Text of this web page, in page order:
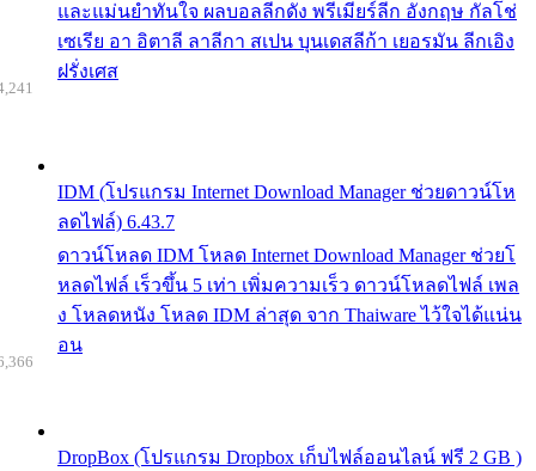
และแม่นยำทันใจ ผลบอลลีกดัง พรีเมียร์ลีก อังกฤษ กัลโช่
เซเรีย อา อิตาลี ลาลีกา สเปน บุนเดสลีก้า เยอรมัน ลีกเอิง
ฝรั่งเศส
IDM (โปรแกรม Internet Download Manager ช่วยดาวน์โห
ลดไฟล์) 6.43.7
ดาวน์โหลด IDM โหลด Internet Download Manager ช่วยโ
หลดไฟล์ เร็วขึ้น 5 เท่า เพิ่มความเร็ว ดาวน์โหลดไฟล์ เพล
ง โหลดหนัง โหลด IDM ล่าสุด จาก Thaiware ไว้ใจได้แน่น
อน
DropBox (โปรแกรม Dropbox เก็บไฟล์ออนไลน์ ฟรี 2 GB )